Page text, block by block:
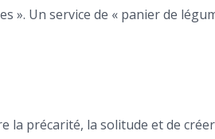
». Un service de « panier de
précarité, la solitude et de